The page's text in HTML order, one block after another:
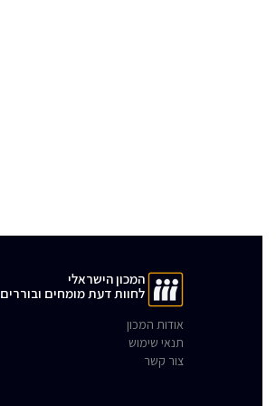
המכון הישראלי
לחוות דעת מומחים ובוררים
אודות המכון
תנאי שימוש
צור קשר